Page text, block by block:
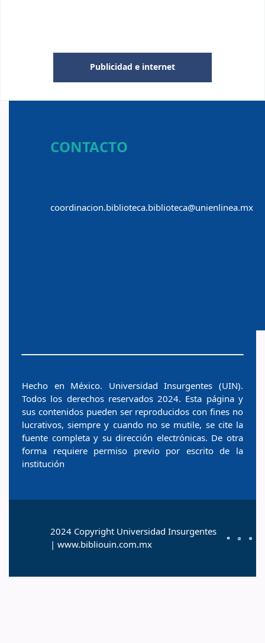
Los derechos humanos. Aspectos
jurídicos generales
CONTACTO
coordinacion.biblioteca.biblioteca@unienlinea.mx
Hecho en México. Universidad Insurgentes (UIN).
Todos los derechos reservados 2024. Esta página y
sus contenidos pueden ser reproducidos con fines no
lucrativos, siempre y cuando no se mutile, se cite la
fuente completa y su dirección electrónicas. De otra
forma requiere permiso previo por escrito de la
institución
2024 Copyright Universidad Insurgentes
| www.bibliouin.com.mx